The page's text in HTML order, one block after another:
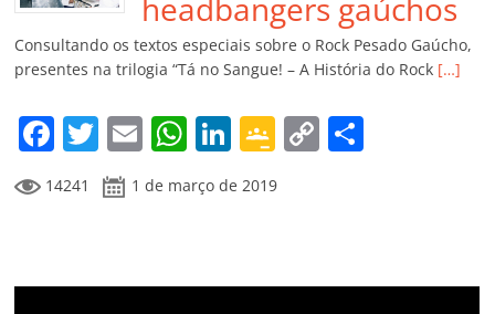
o
k
p a
ss
ro
o
m
k h
ar
headbangers gaúchos
Consultando os textos especiais sobre o Rock Pesado Gaúcho,
presentes na trilogia “Tá no Sangue! – A História do Rock […]
F
a
c
b
T
w
itt
E
m
ai
W
at
A
Li
n
k
dI
G
o
o
e
C
Li ar
14241 1 de março de 2019